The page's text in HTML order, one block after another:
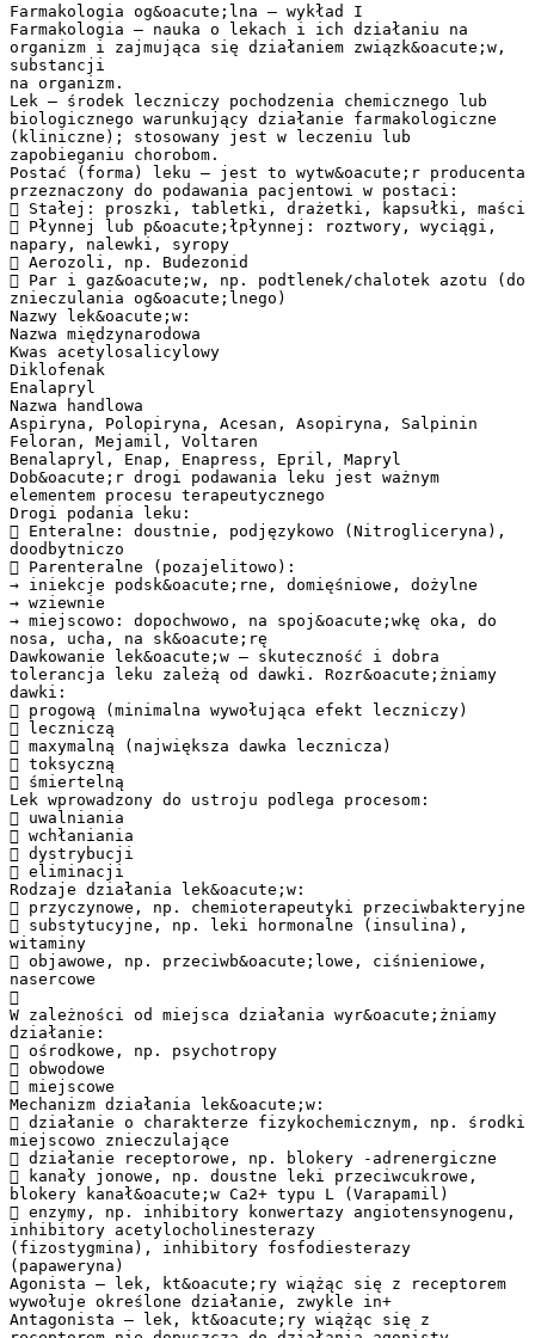
Farmakologia og&oacute;lna – wykład I
Farmakologia – nauka o lekach i ich działaniu na
organizm i zajmująca się działaniem związk&oacute;w,
substancji
na organizm.
Lek – środek leczniczy pochodzenia chemicznego lub
biologicznego warunkujący działanie farmakologiczne
(kliniczne); stosowany jest w leczeniu lub
zapobieganiu chorobom.
Postać (forma) leku – jest to wytw&oacute;r producenta
przeznaczony do podawania pacjentowi w postaci:
 Stałej: proszki, tabletki, drażetki, kapsułki, maści
 Płynnej lub p&oacute;łpłynnej: roztwory, wyciągi,
napary, nalewki, syropy
 Aerozoli, np. Budezonid
 Par i gaz&oacute;w, np. podtlenek/chalotek azotu (do
znieczulania og&oacute;lnego)
Nazwy lek&oacute;w:
Nazwa międzynarodowa
Kwas acetylosalicylowy
Diklofenak
Enalapryl
Nazwa handlowa
Aspiryna, Polopiryna, Acesan, Asopiryna, Salpinin
Feloran, Mejamil, Voltaren
Benalapryl, Enap, Enapress, Epril, Mapryl
Dob&oacute;r drogi podawania leku jest ważnym
elementem procesu terapeutycznego
Drogi podania leku:
 Enteralne: doustnie, podjęzykowo (Nitrogliceryna),
doodbytniczo
 Parenteralne (pozajelitowo):
→ iniekcje podsk&oacute;rne, domięśniowe, dożylne
→ wziewnie
→ miejscowo: dopochwowo, na spoj&oacute;wkę oka, do
nosa, ucha, na sk&oacute;rę
Dawkowanie lek&oacute;w – skuteczność i dobra
tolerancja leku zależą od dawki. Rozr&oacute;żniamy
dawki:
 progową (minimalna wywołująca efekt leczniczy)
 leczniczą
 maxymalną (największa dawka lecznicza)
 toksyczną
 śmiertelną
Lek wprowadzony do ustroju podlega procesom:
 uwalniania
 wchłaniania
 dystrybucji
 eliminacji
Rodzaje działania lek&oacute;w:
 przyczynowe, np. chemioterapeutyki przeciwbakteryjne
 substytucyjne, np. leki hormonalne (insulina),
witaminy
 objawowe, np. przeciwb&oacute;lowe, ciśnieniowe,
nasercowe

W zależności od miejsca działania wyr&oacute;żniamy
działanie:
 ośrodkowe, np. psychotropy
 obwodowe
 miejscowe
Mechanizm działania lek&oacute;w:
 działanie o charakterze fizykochemicznym, np. środki
miejscowo znieczulające
 działanie receptorowe, np. blokery -adrenergiczne
 kanały jonowe, np. doustne leki przeciwcukrowe,
blokery kanał&oacute;w Ca2+ typu L (Varapamil)
 enzymy, np. inhibitory konwertazy angiotensynogenu,
inhibitory acetylocholinesterazy
(fizostygmina), inhibitory fosfodiesterazy
(papaweryna)
Agonista – lek, kt&oacute;ry wiążąc się z receptorem
wywołuje określone działanie, zwykle in+
Antagonista – lek, kt&oacute;ry wiążąc się z